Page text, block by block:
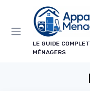
LE GUIDE
MÉNAGERS
Panneau de gestion des